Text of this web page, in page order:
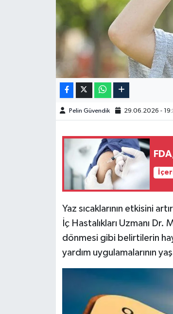
Pelin Güvendik 29.06.2026 -
Yaz sıcaklarının etkisini
İç Hastalıkları Uzmanı
dönmesi gibi belirtilerin
yardım uygulamalarının
Hava Durumu
Kim kimdir?
Kültür Sanat
Televizyon